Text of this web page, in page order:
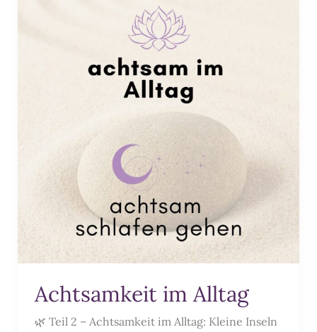
Achtsamkeit im Alltag
🌿 Teil 2 – Achtsamkeit im Alltag: Kleine Inseln